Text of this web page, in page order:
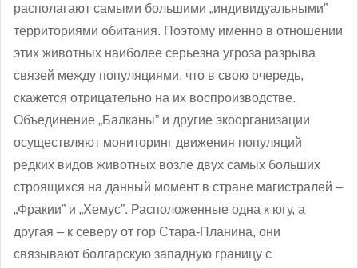
располагают самыми большими „индивидуальными”
территориями обитания. Поэтому именно в отношении
этих животных наиболее серьезна угроза разрыва
связей между популяциями, что в свою очередь,
скажется отрицательно на их воспроизводстве.
Объединение „Балканы” и другие экоорганизации
осуществляют мониторинг движения популяций
редких видов животных возле двух самых больших
строящихся на данный момент в стране магистралей –
„Фракии” и „Хемус”. Расположенные одна к югу, а
другая – к северу от гор Стара-Планина, они
связывают болгарскую западную границу с